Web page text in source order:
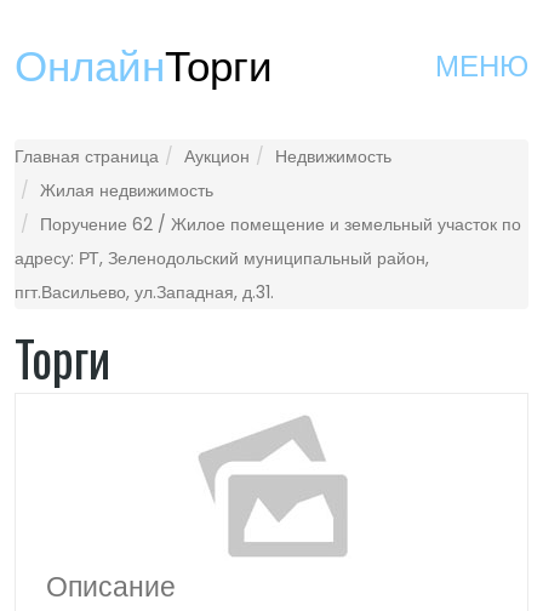
ОнлайнТорги МЕНЮ
Главная страница Аукцион
Недвижимость
Жилая недвижимость
Поручение 62 / Жилое помещение и земельный участок по
адресу: РТ, Зеленодольский муниципальный район,
пгт.Васильево, ул.Западная, д.31.
Торги
Описание